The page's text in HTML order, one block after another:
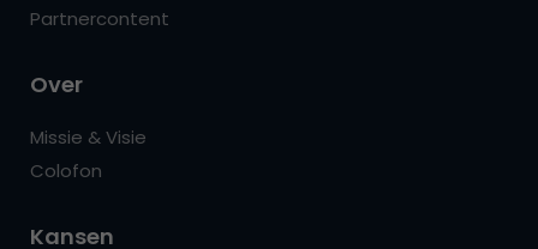
Partnercontent
Over
Missie & Visie
Colofon
Kansen